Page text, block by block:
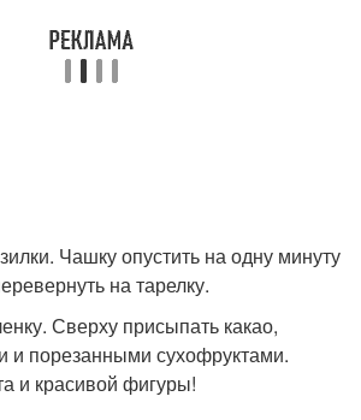
Чашку опустить на одну минуту
на тарелку.
Сверху присыпать какао,
и порезанными сухофруктами.
и красивой фигуры!